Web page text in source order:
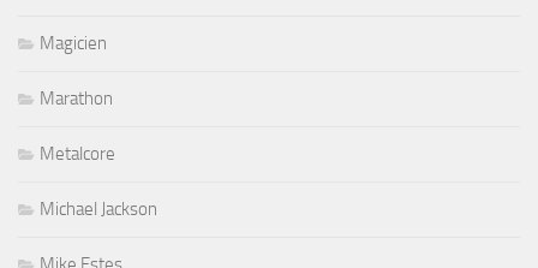
Magicien
Marathon
Metalcore
Michael Jackson